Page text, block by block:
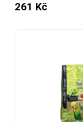
261 Kč